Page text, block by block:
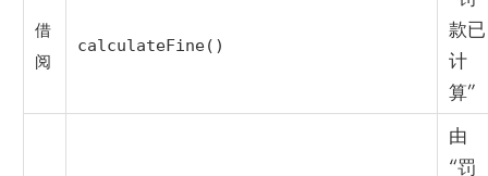
借
阅
calculateFine()
款已
计
算”
由
“罚